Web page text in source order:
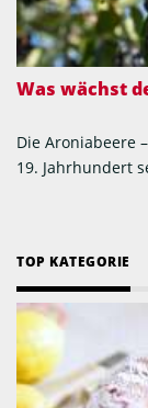
Was wächst
Die Aroniabeere
19. Jahrhundert
TOP KATEGORIE